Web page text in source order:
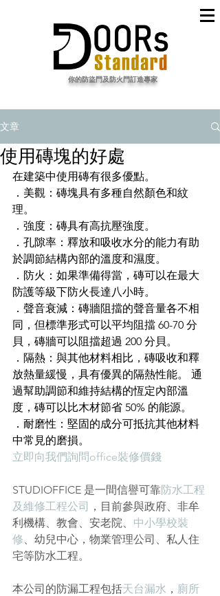
​你的防盜門及防火門訂造專家
文章
使用磚塊的好處
在建築中使用磚有很多優點。
．美觀：磚塊具有多種自然顏色和紋
理。
．強度：磚具有高抗壓強度。
．孔隙率：釋放和吸收水分的能力有助
於調節結構內部的溫度和濕度。
．防火：如果準備得當，磚可以在最大
防護等級下防火長達八小時。
．聲音衰減：磚牆阻擋的聲音量各不相
同，但標準形式可以平均阻擋 60-70 分
貝，磚牆可以阻擋超過 200 分貝。
．隔熱：與其他材料相比，磚吸收和釋
放熱量緩慢，具有優異的隔熱性能。 通
過幫助調節和維持結構的恆定內部溫
度，磚可以比木材節省 50% 的能源。
．耐磨性：堅固的成分可抵抗其他材料
中常見的磨損。
立即向我們詢問office裝修價錢
STUDIOFFICE 是一間信譽可靠防水工程
及維修工程公司 ，目前參與政府、非牟
利機構、教會、安老院、 中小學校裝
修、幼兒中心，物業管理公司、私人住
宅等防水工程。
本公司的防漏工程包括天台漏水 ， 廁所